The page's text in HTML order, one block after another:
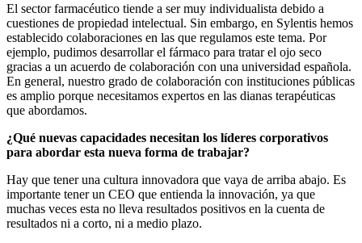
El sector farmacéutico tiende a ser muy individualista debido a
cuestiones de propiedad intelectual. Sin embargo, en Sylentis hemos
establecido colaboraciones en las que regulamos este tema. Por
ejemplo, pudimos desarrollar el fármaco para tratar el ojo seco
gracias a un acuerdo de colaboración con una universidad española.
En general, nuestro grado de colaboración con instituciones públicas
es amplio porque necesitamos expertos en las dianas terapéuticas
que abordamos.
¿Qué nuevas capacidades necesitan los líderes corporativos
para abordar esta nueva forma de trabajar?
Hay que tener una cultura innovadora que vaya de arriba abajo. Es
importante tener un CEO que entienda la innovación, ya que
muchas veces esta no lleva resultados positivos en la cuenta de
resultados ni a corto, ni a medio plazo.